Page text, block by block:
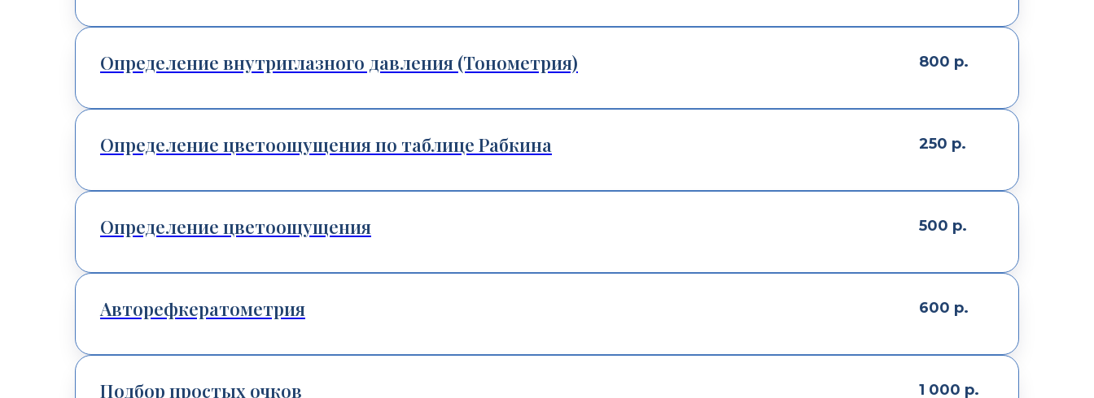
Определение внутриглазного давления (Тонометрия) 800 р.
Определение цветоощущения по таблице Рабкина 250 р.
Определение цветоощущения 500 р.
Авторефкератометрия 600 р.
Подбор простых очков 1 000 р.